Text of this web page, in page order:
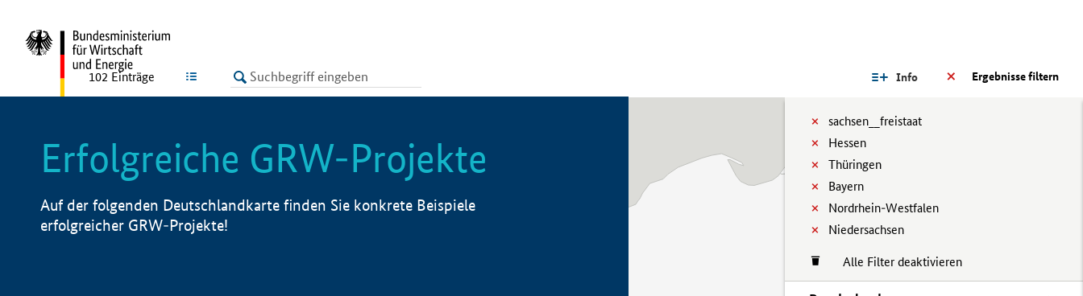
LISTE Ergebnisse filtern
Info
sachsen__freistaat
Hessen
Thüringen
Bayern
Nordrhein-Westfalen
Niedersachsen
Alle Filter deaktivieren
102 Einträge
Erfolgreiche GRW-Projekte
Auf der folgenden Deutschlandkarte finden Sie konkrete Beispiele
erfolgreicher GRW-Projekte!